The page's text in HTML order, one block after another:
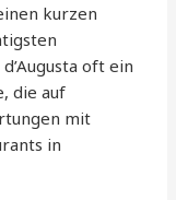
kurzen
oft ein
die auf
mit
in